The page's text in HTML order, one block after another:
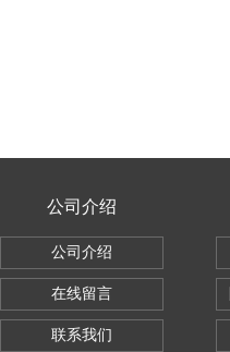
公司介绍
公司介绍
在线留言
联系我们